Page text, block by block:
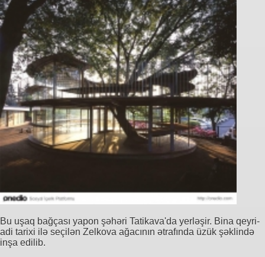
Bu uşaq bağçası yapon şəhəri Tatikava'da yerləşir. Bina qeyri-
adi tarixi ilə seçilən Zelkova ağacının ətrafında üzük şəklində
inşa edilib.